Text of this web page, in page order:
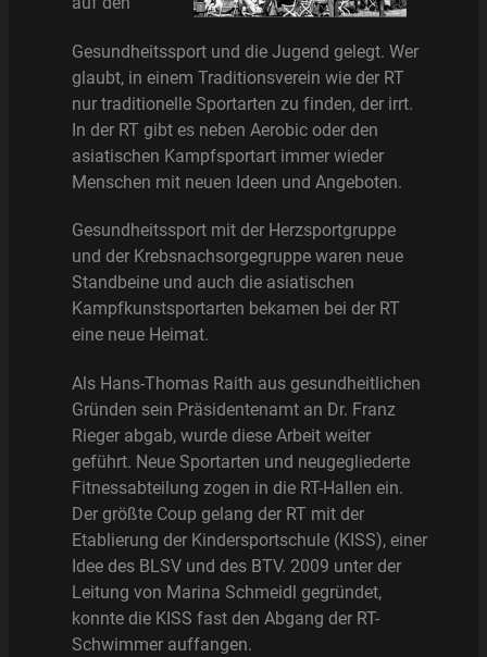
Gesundheitssport und die Jugend gelegt. Wer
glaubt, in einem Traditionsverein wie der RT
nur traditionelle Sportarten zu finden, der irrt.
In der RT gibt es neben Aerobic oder den
asiatischen Kampfsportart immer wieder
Menschen mit neuen Ideen und Angeboten.
Gesundheitssport mit der Herzsportgruppe
und der Krebsnachsorgegruppe waren neue
Standbeine und auch die asiatischen
Kampfkunstsportarten bekamen bei der RT
eine neue Heimat.
Als Hans-Thomas Raith aus gesundheitlichen
Gründen sein Präsidentenamt an Dr. Franz
Rieger abgab, wurde diese Arbeit weiter
geführt. Neue Sportarten und neugegliederte
Fitnessabteilung zogen in die RT-Hallen ein.
Der größte Coup gelang der RT mit der
Etablierung der Kindersportschule (KISS), einer
Idee des BLSV und des BTV. 2009 unter der
Leitung von Marina Schmeidl gegründet,
konnte die KISS fast den Abgang der RT-
Schwimmer auffangen.